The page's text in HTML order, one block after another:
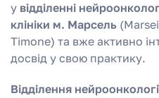
у відділенні
клініки м. Марсель
Timone) та вже активно
досвід у свою практику.
Відділення